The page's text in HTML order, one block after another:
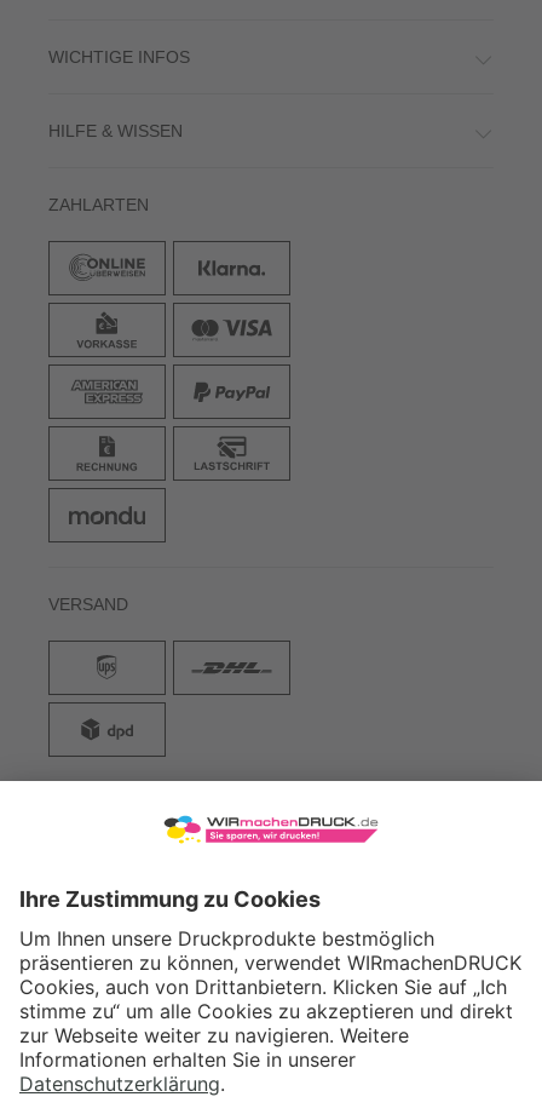
WICHTIGE INFOS
HILFE & WISSEN
ZAHLARTEN
VERSAND
WIRmachenDRUCK GmbH
71522 Backnang
Tel.: +49 (0) 711 995 982 - 20
Fax: +49 (0) 711 995 982 - 21
SOCIAL MEDIA